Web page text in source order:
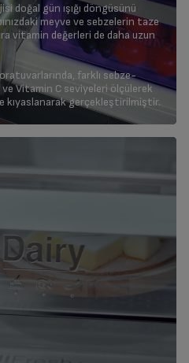
doğal gün ışığı döngüsünü
meyve ve sebzelerin taze
vitamin değerleri de daha uzun
farklı sebze-
Vitamin C seviyeleri ölçülerek
kıyaslanarak gerçekleştirilmiştir.